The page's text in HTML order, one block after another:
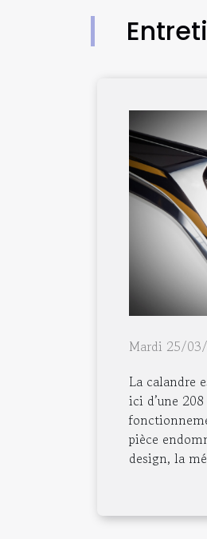
Mardi 25/
La calandre
ici d’une
pièce
design, la